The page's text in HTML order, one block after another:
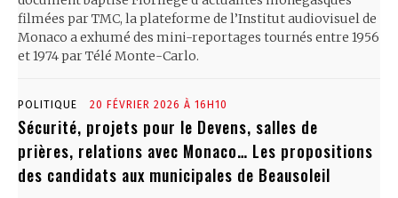
filmées par TMC, la plateforme de l’Institut audiovisuel de
Monaco a exhumé des mini-reportages tournés entre 1956
et 1974 par Télé Monte-Carlo.
POLITIQUE 20 FÉVRIER 2026 À 16H10
Sécurité, projets pour le Devens, salles de
prières, relations avec Monaco… Les propositions
des candidats aux municipales de Beausoleil